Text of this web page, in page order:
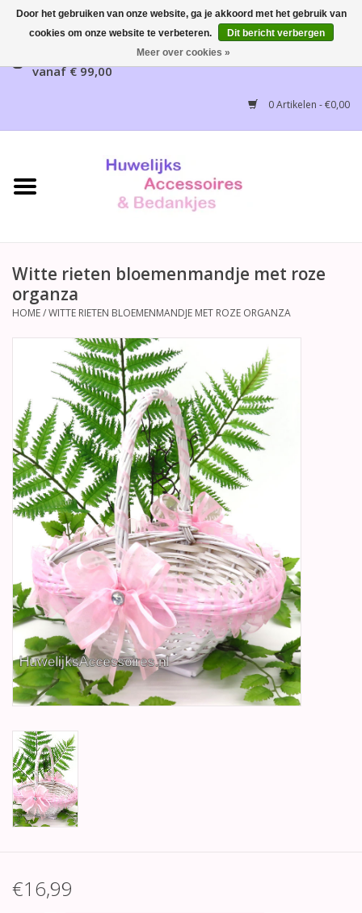
Gratis verzending mogelijk, NL vanaf € 65,00, België
vanaf € 99,00
0 Artikelen - €0,00
Home
Bruidsaccessoires
Huwelijksreceptie
Disney Huwelijk
Betty Boop Huwelijk
Jubileum
Geboorte, Doop en
Communie
SALE
Witte rieten bloemenmandje met roze
organza
HOME/WITTE RIETEN BLOEMENMANDJE MET ROZE ORGANZA
€16,99
Door het gebruiken van onze website, ga je akkoord met het gebruik van
cookies om onze website te verbeteren.
Dit bericht verbergen
Meer over cookies »